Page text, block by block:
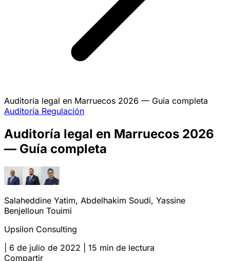
Auditoría legal en Marruecos 2026 — Guía completa
Auditoría Regulación
Auditoría legal en Marruecos 2026
— Guía completa
Salaheddine Yatim, Abdelhakim Soudi, Yassine
Benjelloun Touimi
Upsilon Consulting
6 de julio de 2022
15 min de lectura
Compartir